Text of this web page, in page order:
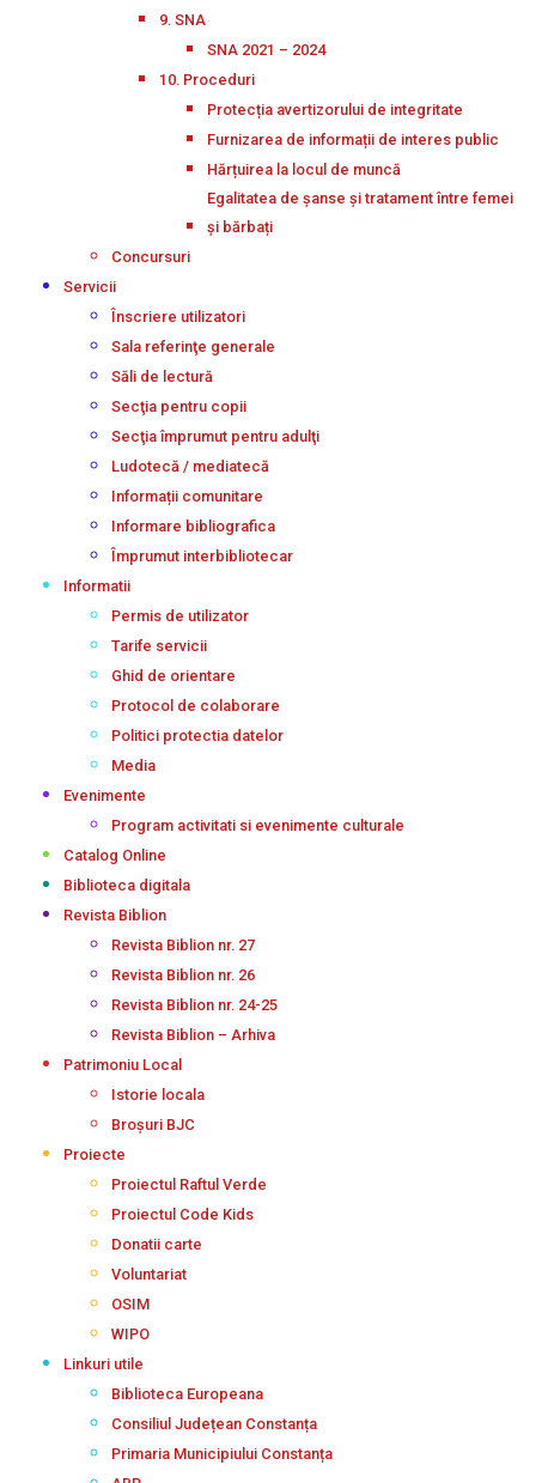
9. SNA
SNA 2021 – 2024
10. Proceduri
Protecția avertizorului de integritate
Furnizarea de informații de interes public
Hărțuirea la locul de muncă
Egalitatea de șanse și tratament între femei
și bărbați
Concursuri
Servicii
Înscriere utilizatori
Sala referinţe generale
Săli de lectură
Secţia pentru copii
Secţia împrumut pentru adulţi
Ludotecă / mediatecă
Informații comunitare
Informare bibliografica
Împrumut interbibliotecar
Informatii
Permis de utilizator
Tarife servicii
Ghid de orientare
Protocol de colaborare
Politici protectia datelor
Media
Evenimente
Program activitati si evenimente culturale
Catalog Online
Biblioteca digitala
Revista Biblion
Revista Biblion nr. 27
Revista Biblion nr. 26
Revista Biblion nr. 24-25
Revista Biblion – Arhiva
Patrimoniu Local
Istorie locala
Broșuri BJC
Proiecte
Proiectul Raftul Verde
Proiectul Code Kids
Donatii carte
Voluntariat
OSIM
WIPO
Linkuri utile
Biblioteca Europeana
Consiliul Județean Constanța
Primaria Municipiului Constanța